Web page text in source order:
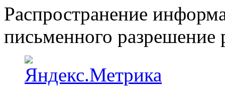
Распространение
письменного разрешение